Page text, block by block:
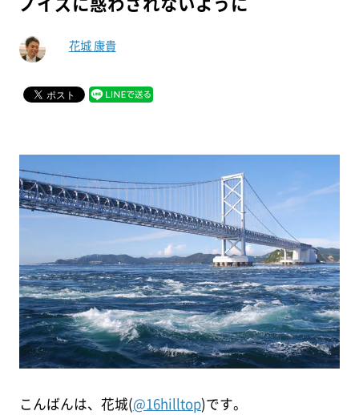
花城 康貴
こんばんは、花城(@16hilltop)です。